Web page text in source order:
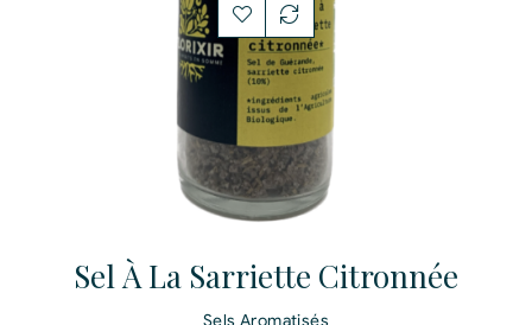
Sel À La Sarriette Citronnée
Sels Aromatisés